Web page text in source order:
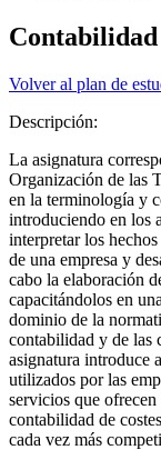
Contabilidad
Volver al plan de
Descripción:
La asignatura
Organización de las
en la terminología y
introduciendo en los
interpretar los
de una empresa y
cabo la elaboración
capacitándolos en
dominio de la
contabilidad y de las
asignatura introduce
utilizados por las
servicios que
contabilidad de
cada vez más